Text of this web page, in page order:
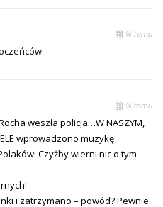
% temu
% temu
weszła policja…W NASZYM,
wprowadzono muzykę
Czyżby wierni nic o tym
i zatrzymano – powód? Pewnie